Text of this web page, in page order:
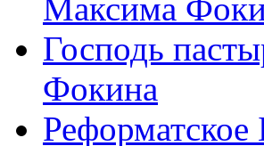
Максима
Господь
Фокина
Реформатское